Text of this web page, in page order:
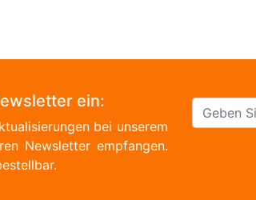
ein:
bei unserem
Newsletter empfangen.